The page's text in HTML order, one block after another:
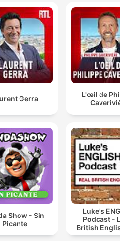
Gerra
L'œil de
Show - Sin
Picante
Luke's
Podcast -
British
Luke